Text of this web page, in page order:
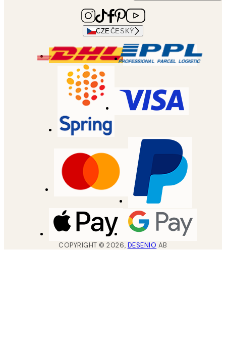
CZE ČESKÝ
COPYRIGHT ©2026, DESENIO AB